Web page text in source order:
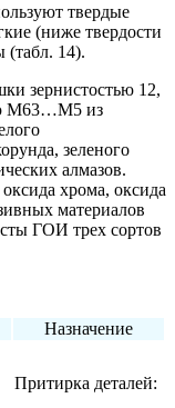
твердые
(ниже твердости
(табл. 14).
зернистостью 12,
М63…М5 из
зеленого
алмазов.
хрома, оксида
материалов
ГОИ трех сортов
Назначение
Притирка деталей: